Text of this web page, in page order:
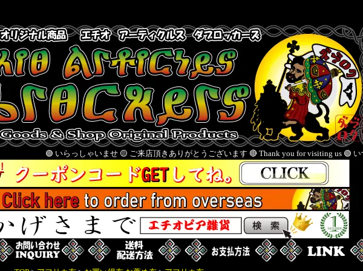
いらっしゃいませ 🟡 ご来店頂きありがとうございます 🔴 Thank you for visiting us 🟢 いつもご愛顧